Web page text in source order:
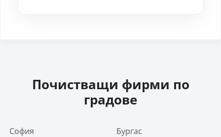
Почистващи фирми по
градове
София
Бургас